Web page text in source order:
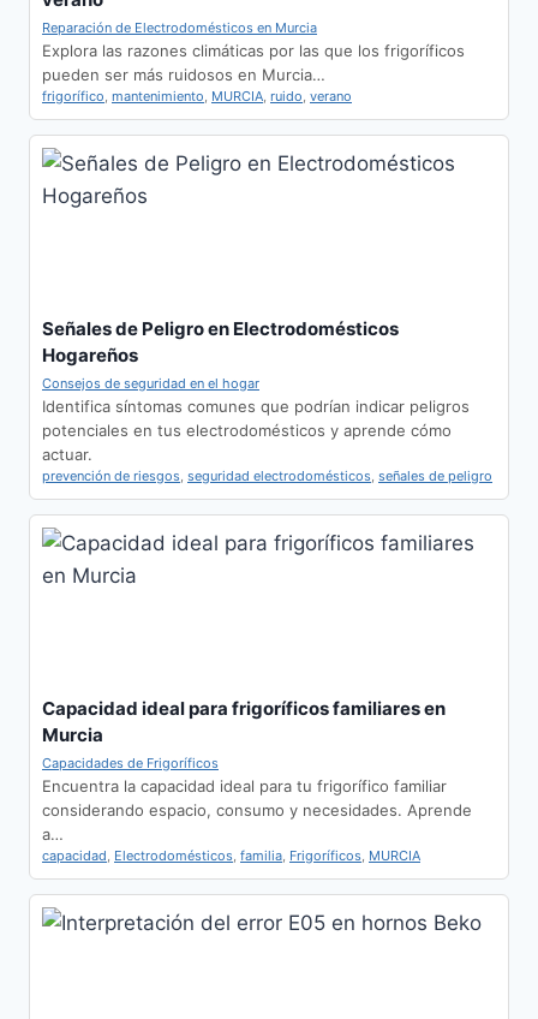
Reparación de Electrodomésticos en Murcia
Explora las razones climáticas por las que los frigoríficos
pueden ser más ruidosos en Murcia…
frigorífico, mantenimiento, MURCIA, ruido, verano
Señales de Peligro en Electrodomésticos
Hogareños
Consejos de seguridad en el hogar
Identifica síntomas comunes que podrían indicar peligros
potenciales en tus electrodomésticos y aprende cómo
actuar.
prevención de riesgos, seguridad electrodomésticos, señales de peligro
Capacidad ideal para frigoríficos familiares en
Murcia
Capacidades de Frigoríficos
Encuentra la capacidad ideal para tu frigorífico familiar
considerando espacio, consumo y necesidades. Aprende
a…
capacidad, Electrodomésticos, familia, Frigoríficos, MURCIA